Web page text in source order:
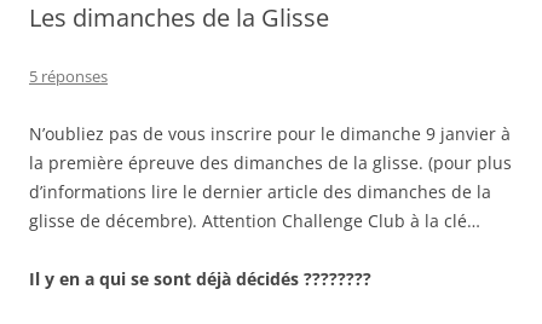
Les dimanches de la Glisse
5 réponses
N’oubliez pas de vous inscrire pour le dimanche 9 janvier à
la première épreuve des dimanches de la glisse. (pour plus
d’informations lire le dernier article des dimanches de la
glisse de décembre). Attention Challenge Club à la clé…
Il y en a qui se sont déjà décidés ????????